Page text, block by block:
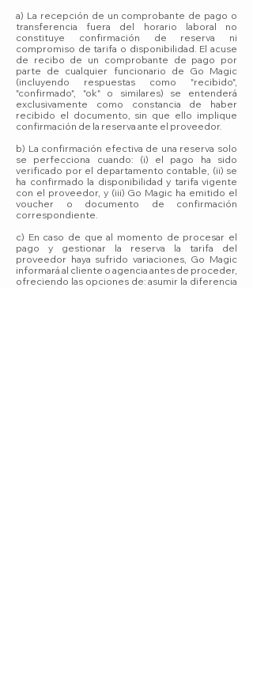
a) La recepción de un comprobante de pago o
transferencia fuera del horario laboral no
constituye confirmación de reserva ni
compromiso de tarifa o disponibilidad. El acuse
de recibo de un comprobante de pago por
parte de cualquier funcionario de Go Magic
(incluyendo respuestas como "recibido",
"confirmado", "ok" o similares) se entenderá
exclusivamente como constancia de haber
recibido el documento, sin que ello implique
confirmación de la reserva ante el proveedor.
b) La confirmación efectiva de una reserva solo
se perfecciona cuando: (i) el pago ha sido
verificado por el departamento contable, (ii) se
ha confirmado la disponibilidad y tarifa vigente
con el proveedor, y (iii) Go Magic ha emitido el
voucher o documento de confirmación
correspondiente.
c) En caso de que al momento de procesar el
pago y gestionar la reserva la tarifa del
proveedor haya sufrido variaciones, Go Magic
informará al cliente o agencia antes de proceder,
ofreciendo las opciones de: asumir la diferencia